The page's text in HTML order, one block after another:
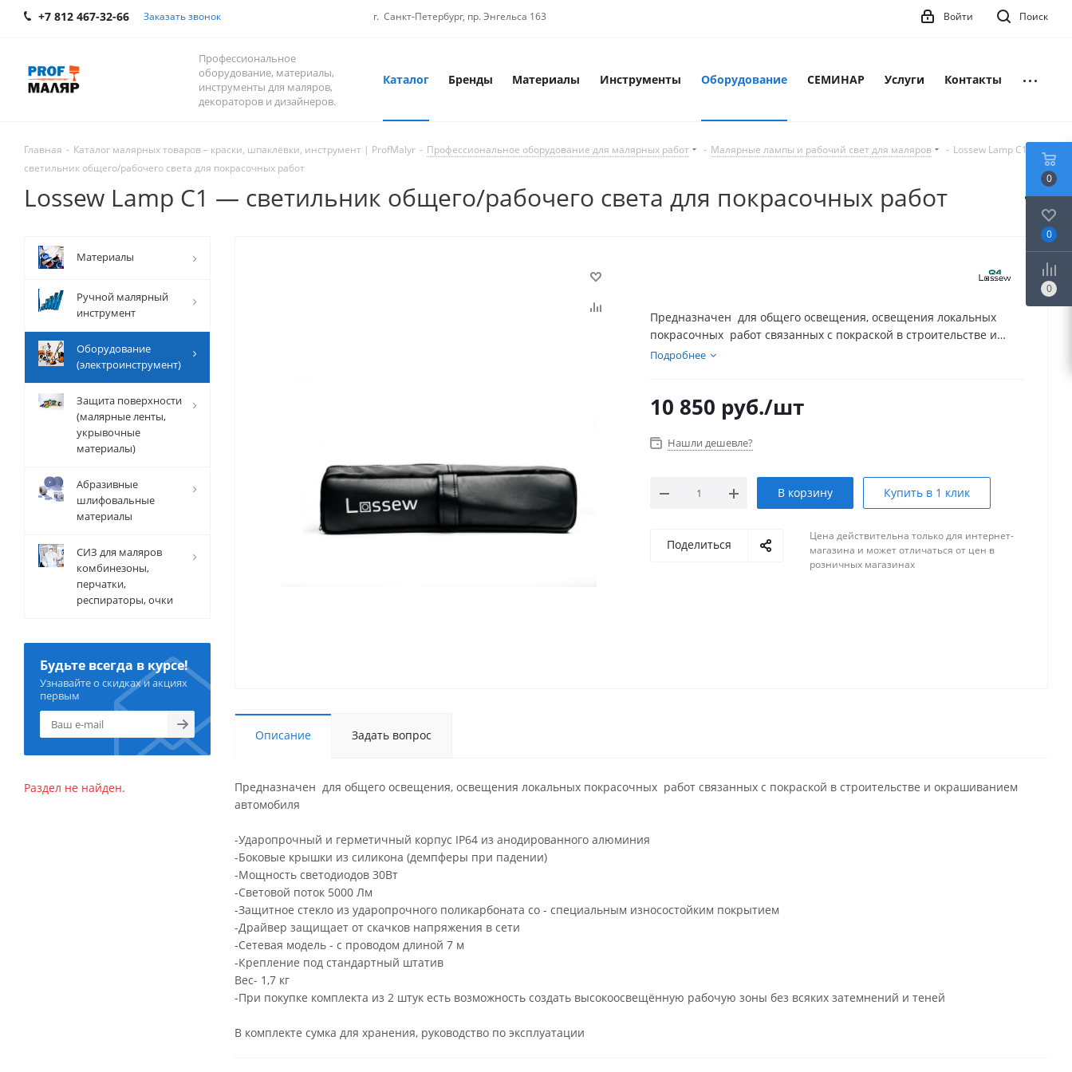
+7 812 467-32-66 Заказать звонок г. Санкт-Петербург, пр. Энгельса 163 Поиск
Войти
Профессиональное
оборудование, материалы,
инструменты для маляров,
декораторов и дизайнеров.
Каталог Бренды Материалы Инструменты Оборудование СЕМИНАР Услуги Контакты
Главная - Каталог малярных товаров – краски, шпаклёвки, инструмент | ProfMalyr - Профессиональное оборудование для малярных работ - Малярные лампы и рабочий свет для маляров - Lossew Lamp C1 —
светильник общего/рабочего света для покрасочных работ
Lossew Lamp C1 — светильник общего/рабочего света для покрасочных работ
Предназначен для общего освещения, освещения локальных
покрасочных работ связанных с покраской в строительстве и
окрашиванием автомобиля
Подробнее
10 850 руб./шт
Нашли дешевле?
В корзину Купить в 1 клик
Поделиться
Цена действительна только для интернет-
магазина и может отличаться от цен в
розничных магазинах
Описание Задать вопрос
Предназначен для общего освещения, освещения локальных покрасочных работ связанных с покраской в строительстве и окрашиванием
автомобиля
-Ударопрочный и герметичный корпус IP64 из анодированного алюминия
-Боковые крышки из силикона (демпферы при падении)
-Мощность светодиодов 30Вт
-Световой поток 5000 Лм
-Защитное стекло из ударопрочного поликарбоната со - специальным износостойким покрытием
-Драйвер защищает от скачков напряжения в сети
-Сетевая модель - с проводом длиной 7 м
-Крепление под стандартный штатив
Вес- 1,7 кг
-При покупке комплекта из 2 штук есть возможность создать высокоосвещённую рабочую зоны без всяких затемнений и теней
В комплекте сумка для хранения, руководство по эксплуатации
Mатериалы
Ручной малярный
инструмент
Оборудование
(электроинструмент)
Защита поверхности
(малярные ленты,
укрывочные
материалы)
Абразивные
шлифовальные
материалы
СИЗ для маляров
комбинезоны,
перчатки,
респираторы, очки
Будьте всегда в курсе!
Узнавайте о скидках и акциях
первым
Раздел не найден.
0
0
0